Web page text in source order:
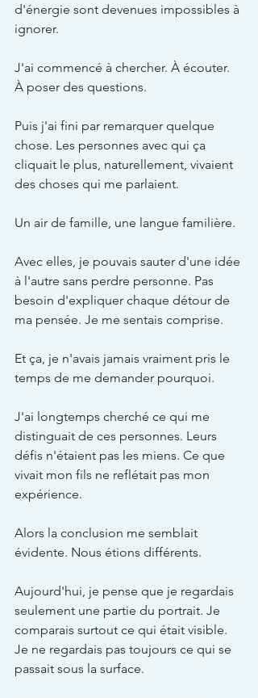
d'énergie sont devenues impossibles à
ignorer.
J'ai commencé à chercher. À écouter.
À poser des questions.
Puis j'ai fini par remarquer quelque
chose. Les personnes avec qui ça
cliquait le plus, naturellement, vivaient
des choses qui me parlaient.
Un air de famille, une langue familière.
Avec elles, je pouvais sauter d'une idée
à l'autre sans perdre personne. Pas
besoin d'expliquer chaque détour de
ma pensée. Je me sentais comprise.
Et ça, je n'avais jamais vraiment pris le
temps de me demander pourquoi.
J'ai longtemps cherché ce qui me
distinguait de ces personnes. Leurs
défis n'étaient pas les miens. Ce que
vivait mon fils ne reflétait pas mon
expérience.
Alors la conclusion me semblait
évidente. Nous étions différents.
Aujourd'hui, je pense que je regardais
seulement une partie du portrait. Je
comparais surtout ce qui était visible.
Je ne regardais pas toujours ce qui se
passait sous la surface.